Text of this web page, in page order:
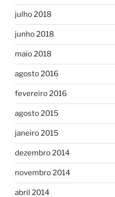
julho 2018
junho 2018
maio 2018
agosto 2016
fevereiro 2016
agosto 2015
janeiro 2015
dezembro 2014
novembro 2014
abril 2014